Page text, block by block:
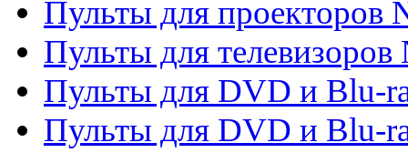
Пульты для проекторов
Пульты для телевизоров
Пульты для DVD и Blu-
Пульты для DVD и Blu-